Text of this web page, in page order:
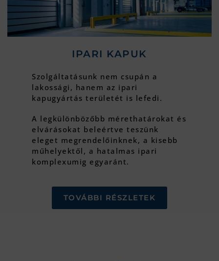
IPARI KAPUK
Szolgáltatásunk nem csupán a
lakossági, hanem az ipari
kapugyártás területét is lefedi.
A legkülönbözőbb mérethatárokat és
elvárásokat beleértve teszünk
eleget megrendelőinknek, a kisebb
műhelyektől, a hatalmas ipari
komplexumig egyaránt.
TOVÁBBI RÉSZLETEK